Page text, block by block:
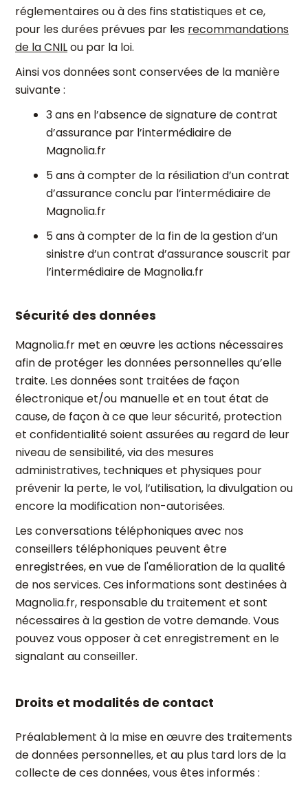
réglementaires ou à des fins statistiques et ce,
pour les durées prévues par les recommandations
de la CNILou par la loi.
Ainsi vos données sont conservées de la manière
suivante :
3 ans en l’absence de signature de contrat
d’assurance par l’intermédiaire de
Magnolia.fr
5 ans à compter de la résiliation d’un contrat
d’assurance conclu par l’intermédiaire de
Magnolia.fr
5 ans à compter de la fin de la gestion d’un
sinistre d’un contrat d’assurance souscrit par
l’intermédiaire de Magnolia.fr
Sécurité des données
Magnolia.fr met en œuvre les actions nécessaires
afin de protéger les données personnelles qu’elle
traite. Les données sont traitées de façon
électronique et/ou manuelle et en tout état de
cause, de façon à ce que leur sécurité, protection
et confidentialité soient assurées au regard de leur
niveau de sensibilité, via des mesures
administratives, techniques et physiques pour
prévenir la perte, le vol, l’utilisation, la divulgation ou
encore la modification non-autorisées.
Les conversations téléphoniques avec nos
conseillers téléphoniques peuvent être
enregistrées, en vue de l'amélioration de la qualité
de nos services. Ces informations sont destinées à
Magnolia.fr, responsable du traitement et sont
nécessaires à la gestion de votre demande. Vous
pouvez vous opposer à cet enregistrement en le
signalant au conseiller.
Droits et modalités de contact
Préalablement à la mise en œuvre des traitements
de données personnelles, et au plus tard lors de la
collecte de ces données, vous êtes informés :